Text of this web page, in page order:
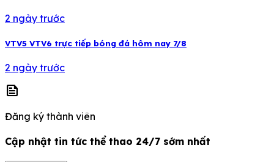
2 ngày trước
VTV5 VTV6 trực tiếp bóng đá hôm nay 7/8
2 ngày trước
news
Đăng ký thành viên
Cập nhật tin tức thể thao 24/7 sớm nhất